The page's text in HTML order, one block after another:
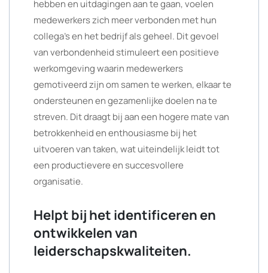
hebben en uitdagingen aan te gaan, voelen
medewerkers zich meer verbonden met hun
collega’s en het bedrijf als geheel. Dit gevoel
van verbondenheid stimuleert een positieve
werkomgeving waarin medewerkers
gemotiveerd zijn om samen te werken, elkaar te
ondersteunen en gezamenlijke doelen na te
streven. Dit draagt bij aan een hogere mate van
betrokkenheid en enthousiasme bij het
uitvoeren van taken, wat uiteindelijk leidt tot
een productievere en succesvollere
organisatie.
Helpt bij het identificeren en
ontwikkelen van
leiderschapskwaliteiten.